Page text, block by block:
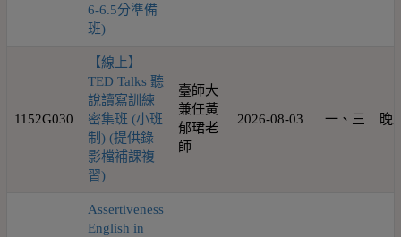
6-6.5分準備
班)
1152G030
【線上】
TED Talks 聽
說讀寫訓練
密集班 (小班
制) (提供錄
影檔補課複
習)
臺師大
兼任黃
郁珺老
師
2026-08-03 一、三 晚
Assertiveness
English in